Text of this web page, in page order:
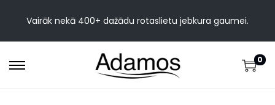
Vairāk nekā 400+ dažādu rotaslietu jebkura gaumei.
0